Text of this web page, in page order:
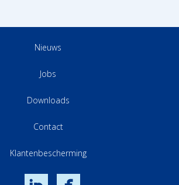
Nieuws
Jobs
Downloads
Contact
Klantenbescherming
LinkedIn